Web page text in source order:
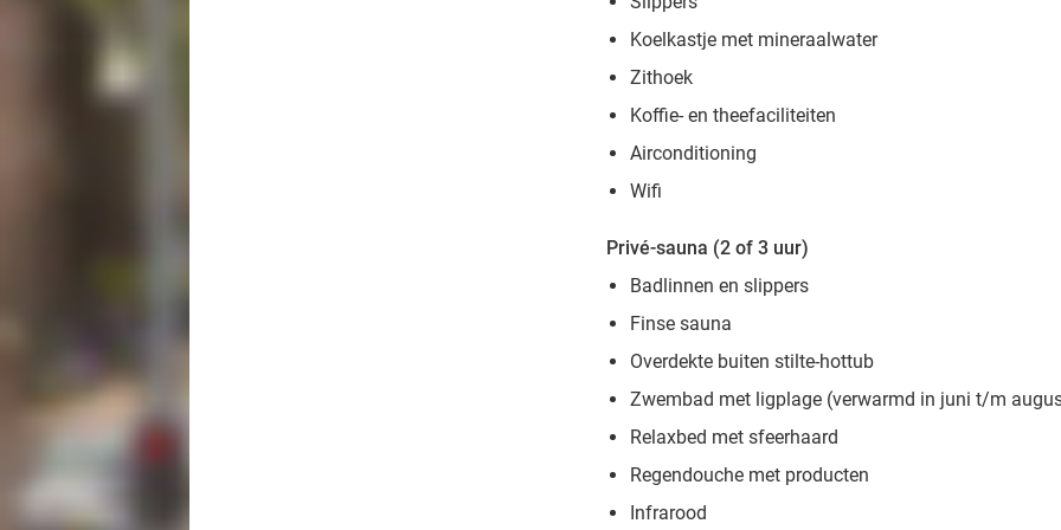
Koelkastje met mineraalwater
Zithoek
Koffie- en theefaciliteiten
Airconditioning
Wifi
Privé-sauna (2 of 3 uur)
Badlinnen en slippers
Finse sauna
Overdekte buiten stilte-hottub
Zwembad met ligplage (verwarmd in juni t/m
Relaxbed met sfeerhaard
Regendouche met producten
Infrarood